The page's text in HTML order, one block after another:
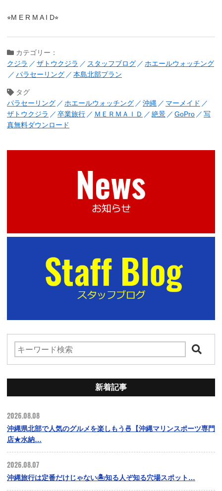
⭐︎M E R M A I D⭐︎
カテゴリー：
クジラ
ザトウクジラ スタッフブログ
ホエールウォッチング
パラセーリング
本島北部プラン
タグ
パラセーリング
ホエールウォッチング 沖縄
マーメイド
ザトウクジラ
卒業旅行 ＭＥＲＭＡＩＤ 絶景 GoPro
写
真無料ダウンロード
新着記事
2026.08.08
沖縄県北部で人気のグルメを楽しもう🍜【沖縄マリンスポーツ専門
店★水納…
2026.08.07
沖縄旅行は定番だけじゃない🏝️知る人ぞ知る穴場スポット…